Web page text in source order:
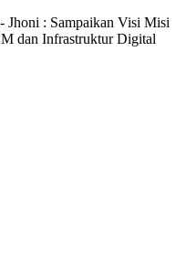
Jhoni : Sampaikan Visi Misi
dan Infrastruktur Digital